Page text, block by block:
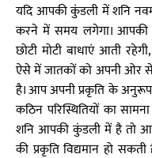
यदि आपकी कुंडली में शनि
करने में समय लगेगा। आपकी
छोटी मोटी बाधाएं आती
ऐसे में जातकों को अपनी ओर
है। आप अपनी प्रकृति के
कठिन परिस्थितियों का
शनि आपकी कुंडली में है तो
की प्रकृति विद्यमान हो